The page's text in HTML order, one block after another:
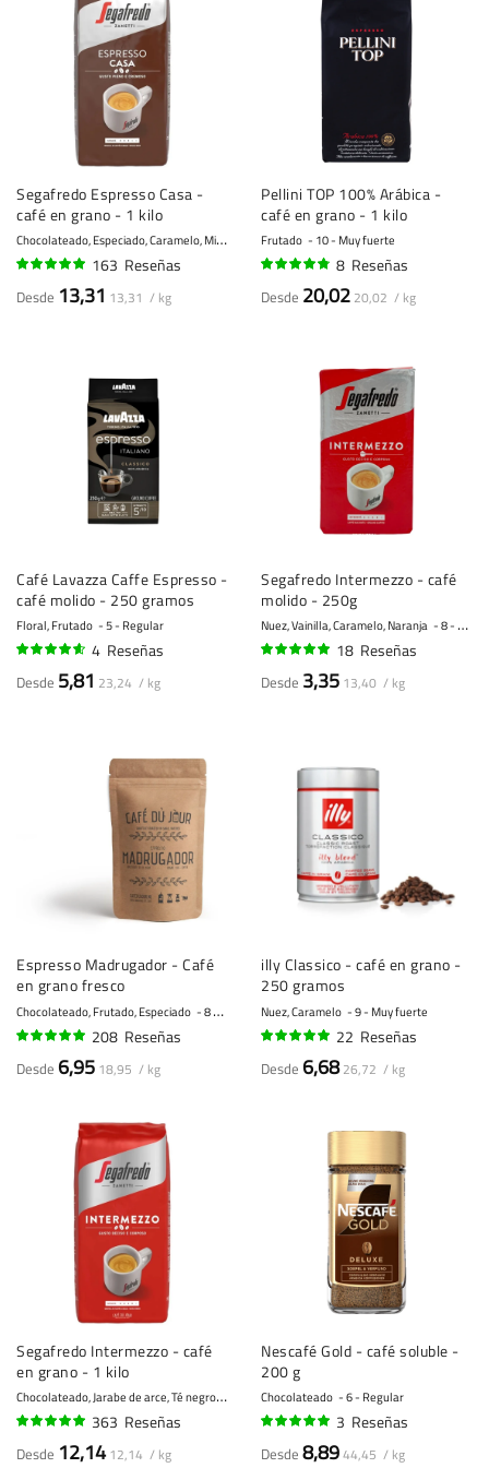
Segafredo Espresso Casa -
café en grano - 1 kilo
C
hocolateado, Especiado, Caramelo, Miel, Almendras 8 - Fuerte
163 Reseñas
Desde 13,31 13,31 / kg
Pellini TOP 100% Arábica -
café en grano - 1 kilo
Frutado 10 - Muy fuerte
8 Reseñas
Desde 20,02 20,02 / kg
Café Lavazza Caffe Espresso -
café molido - 250 gramos
Floral, Frutado 5 - Regular
4 Reseñas
Desde 5,81 23,24 / kg
Segafredo Intermezzo - café
molido - 250g
Nuez, Vainilla, Caramelo, Naranja 8 - Fuerte
18 Reseñas
Desde 3,35 13,40 / kg
Espresso Madrugador - Café
en grano fresco
Chocolateado, Frutado, Especiado 8 - Fuerte
208 Reseñas
Desde 6,95 18,95 / kg
illy Classico - café en grano -
250 gramos
Nuez, Caramelo 9 - Muy fuerte
22 Reseñas
Desde 6,68 26,72 / kg
Segafredo Intermezzo - café
en grano - 1 kilo
C
hocolateado, Jarabe de arce, Té negro 8 - Fuerte
363 Reseñas
Desde 12,14 12,14 / kg
Nescafé Gold - café soluble -
200 g
Chocolateado 6 - Regular
3 Reseñas
Desde 8,8944,45 / kg